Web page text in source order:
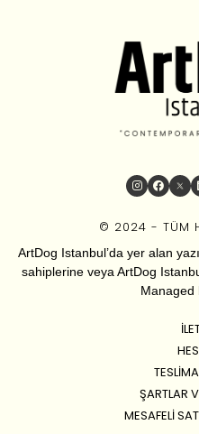
© 2024 - TÜM
ArtDog Istanbul’da yer alan
sahiplerine veya ArtDog
Managed
ŞARTLAR
MESAFELI